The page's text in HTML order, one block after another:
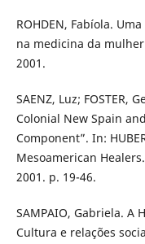
ROHDEN, Fabíola.
na medicina da
2001.
SAENZ, Luz; FOSTER,
Colonial New Spain
Component”. In:
Mesoamerican
2001. p. 19-46.
SAMPAIO, Gabriela. A
Cultura e relações